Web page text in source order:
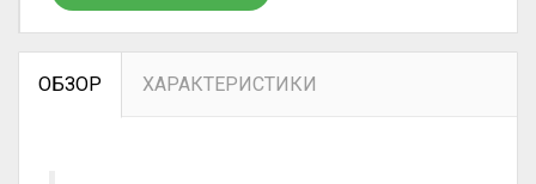
ОБЗОР ХАРАКТЕРИСТИКИ